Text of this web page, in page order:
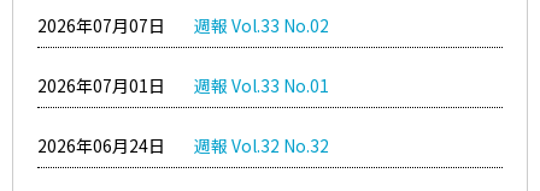
2026年07月07日 週報 Vol.33 No.02
2026年07月01日 週報 Vol.33 No.01
2026年06月24日 週報 Vol.32 No.32